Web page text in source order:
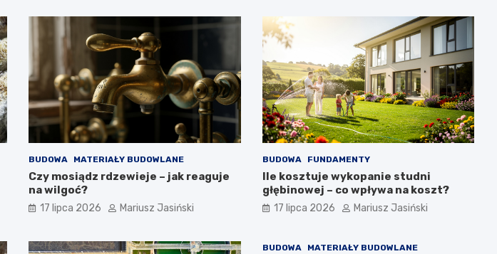
BUDOWA MATERIAŁY BUDOWLANE
Czy mosiądz rdzewieje – jak reaguje
na wilgoć?
17 lipca 2026 Mariusz Jasiński
BUDOWA FUNDAMENTY
Ile kosztuje wykopanie studni
głębinowej – co wpływa na koszt?
17 lipca 2026 Mariusz Jasiński
BUDOWA MATERIAŁY BUDOWLANE